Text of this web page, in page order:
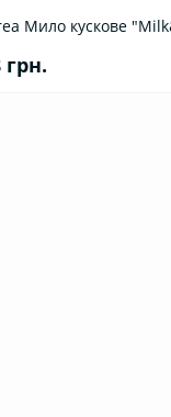
Мило кускове
грн.